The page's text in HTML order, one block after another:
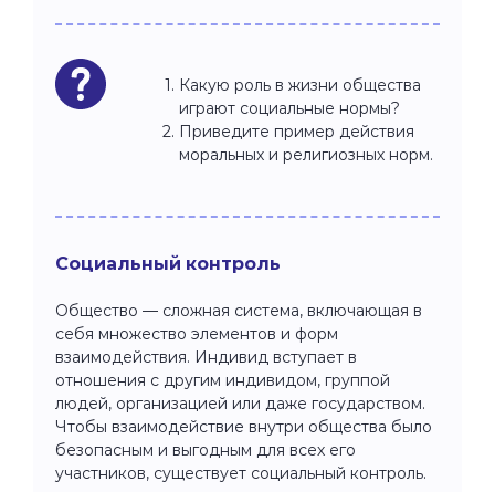
Какую роль в жизни общества
играют социальные нормы?
Приведите пример действия
моральных и религиозных норм.
Социальный контроль
Общество — сложная система, включающая в
себя множество элементов и форм
взаимодействия. Индивид вступает в
отношения с другим индивидом, группой
людей, организацией или даже государством.
Чтобы взаимодействие внутри общества было
безопасным и выгодным для всех его
участников, существует социальный контроль.